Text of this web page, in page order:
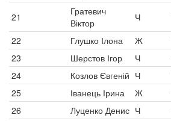
21
Гратевич
Віктор
Ч
22
Глушко Ілона Ж
23
Шерстов Ігор Ч
24
Козлов Євгеній Ч
25
Іванець Ірина Ж
26
Луценко Денис Ч